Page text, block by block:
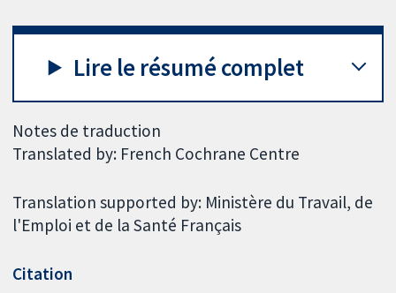
Lire le résumé complet
Notes de traduction
Translated by: French Cochrane Centre
Translation supported by: Ministère du Travail, de
l'Emploi et de la Santé Français
Citation